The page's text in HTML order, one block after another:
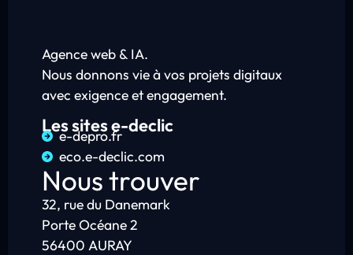
Agence web & IA.
Nous donnons vie à vos projets digitaux
avec exigence et engagement.
Les sites e-declic
e-depro.fr
eco.e-declic.com
Nous trouver
32, rue du Danemark
Porte Océane 2
56400 AURAY